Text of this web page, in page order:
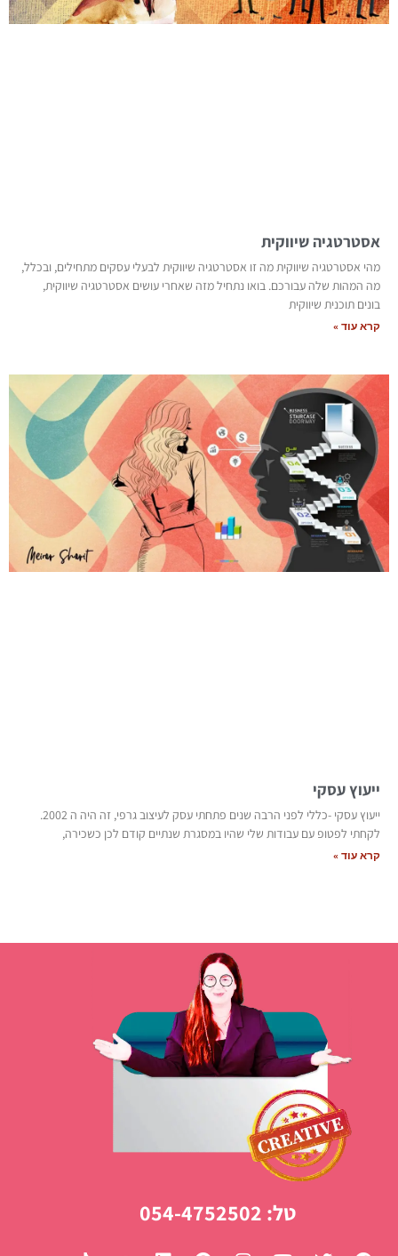
אסטרטגיה שיווקית
מהי אסטרטגיה שיווקית מה זו אסטרטגיה שיווקית לבעלי עסקים מתחילים, ובכלל,
מה המהות שלה עבורכם. בואו נתחיל מזה שאחרי עושים אסטרטגיה שיווקית,
בונים תוכנית שיווקית
קרא עוד »
ייעוץ עסקי
ייעוץ עסקי -כללי לפני הרבה שנים פתחתי עסק לעיצוב גרפי, זה היה ה 2002.
לקחתי לפטופ עם עבודות שלי שהיו במסגרת שנתיים קודם לכן כשכירה,
קרא עוד »
טל: 054-4752502